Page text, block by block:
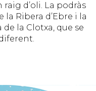
d’oli. La podràs
Ribera d’Ebre i la
la Clotxa, que se